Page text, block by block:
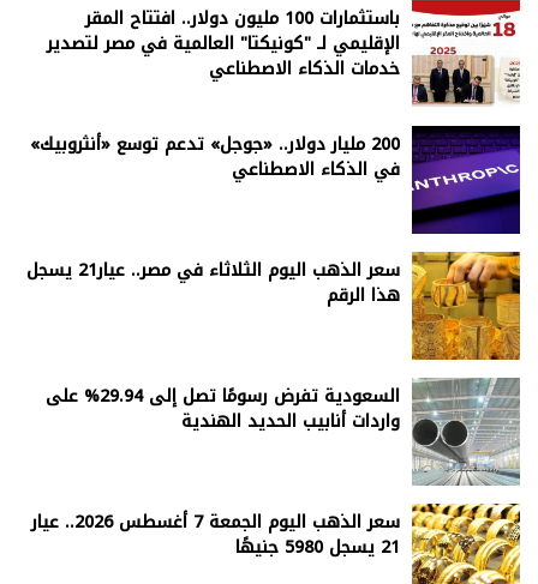
باستثمارات 100 مليون دولار.. افتتاح المقر
الإقليمي لـ "كونيكتا" العالمية في مصر لتصدير
خدمات الذكاء الاصطناعي
200 مليار دولار.. «جوجل» تدعم توسع «أنثروبيك»
في الذكاء الاصطناعي
سعر الذهب اليوم الثلاثاء في مصر.. عيار21 يسجل
هذا الرقم
السعودية تفرض رسومًا تصل إلى 29.94% على
واردات أنابيب الحديد الهندية
سعر الذهب اليوم الجمعة 7 أغسطس 2026.. عيار
21 يسجل 5980 جنيهًا